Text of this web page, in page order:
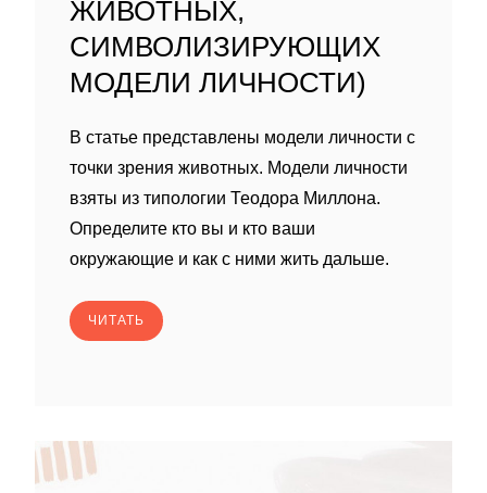
ЖИВОТНЫХ,
СИМВОЛИЗИРУЮЩИХ
МОДЕЛИ ЛИЧНОСТИ)
В статье представлены модели личности с
точки зрения животных. Модели личности
взяты из типологии Теодора Миллона.
Определите кто вы и кто ваши
окружающие и как с ними жить дальше.
ЧИТАТЬ